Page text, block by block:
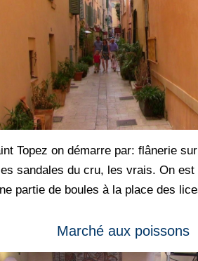
Topez on démarre par: flânerie
sandales du cru, les vrais. On
partie de boules à la place des
Marché aux poissons